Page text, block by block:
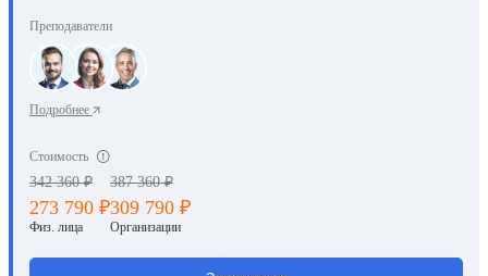
Преподаватели
Подробнее
Стоимость
342 360 ₽
273 790 ₽
Физ. лица
387 360 ₽
309 790 ₽
Организации